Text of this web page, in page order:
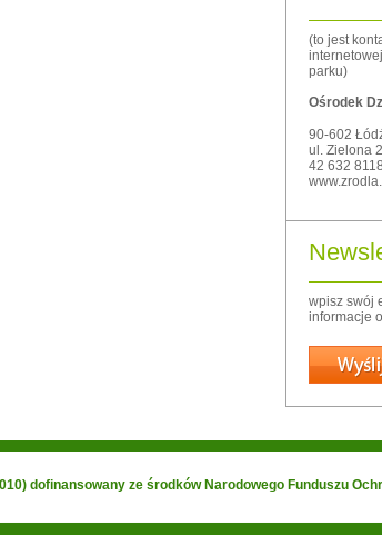
(to jest
parku)
Ośrodek
90-602
ul. Zielona
42 632 8118
wpisz swój
informacje
dofinansowany ze środków Narodowego Funduszu